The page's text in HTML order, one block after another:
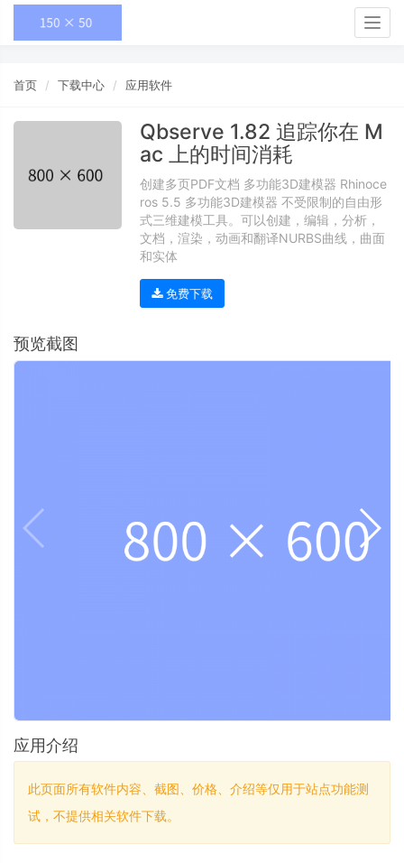
首页 下载中心 应用软件
Qbserve 1.82 追踪你在 M
ac 上的时间消耗
创建多页PDF文档 多功能3D建模器 Rhinoce
ros 5.5 多功能3D建模器 不受限制的自由形
式三维建模工具。可以创建，编辑，分析，
文档，渲染，动画和翻译NURBS曲线，曲面
和实体
免费下载
预览截图
应用介绍
此页面所有软件内容、截图、价格、介绍等仅用于站点功能测
试，不提供相关软件下载。